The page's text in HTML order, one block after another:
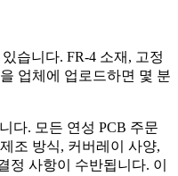
습니다. FR-4 소재, 고정
업체에 업로드하면 몇 분
다. 모든 연성 PCB 주문
조 방식, 커버레이 사양,
정 사항이 수반됩니다. 이